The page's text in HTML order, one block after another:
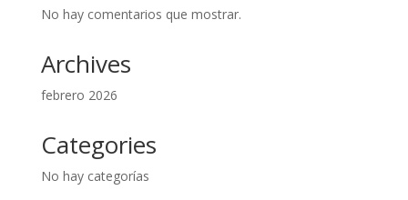
No hay comentarios que mostrar.
Archives
febrero 2026
Categories
No hay categorías